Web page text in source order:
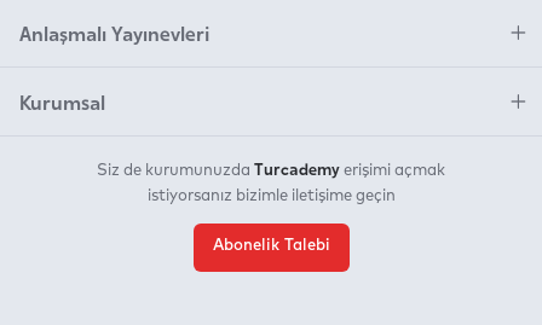
Anlaşmalı Yayınevleri
Kurumsal
Siz de kurumunuzda Turcademy erişimi açmak
istiyorsanız bizimle iletişime geçin
Abonelik Talebi